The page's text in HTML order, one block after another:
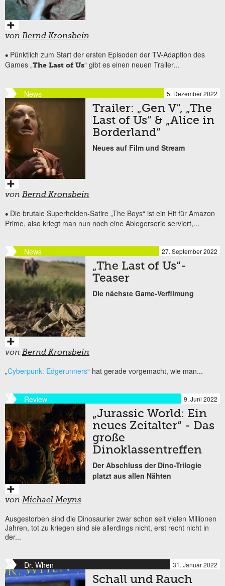
von Bernd Kronsbein
• Pünktlich zum Start der ersten Episoden der TV-Adaption des
Games „The Last of Us“ gibt es einen neuen Trailer...
News 5. Dezember 2022
Trailer: „Gen V“, „The
Last of Us“ & „Alice in
Borderland“
Neues auf Film und Stream
von Bernd Kronsbein
• Die brutale Superhelden-Satire „The Boys“ ist ein Hit für Amazon
Prime, also kriegt man nun noch eine Ablegerserie serviert,...
News 27. September 2022
„The Last of Us“-
Teaser
Die nächste Game-Verfilmung
von Bernd Kronsbein
„Cyberpunk: Edgerunners“ hat gerade vorgemacht, wie man...
Review 9. Juni 2022
„Jurassic World: Ein
neues Zeitalter“ - Das
große
Dinoklassentreffen
Der Abschluss der Dino-Trilogie
platzt aus allen Nähten
vonMichael Meyns
Ausgestorben sind die Dinosaurier zwar schon seit vielen Millionen
Jahren, tot zu kriegen sind sie allerdings nicht, erst recht nicht in
der...
Dr. When 31. Januar 2022
Schall und Rauch